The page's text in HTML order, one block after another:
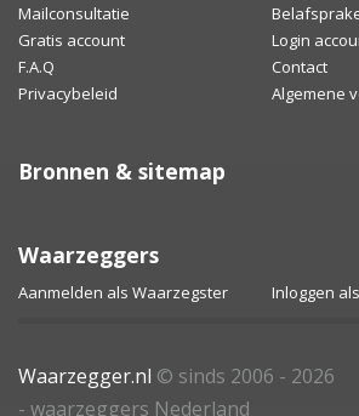
Mailconsultatie
Gratis account
Login
F.A.Q
Contact
Privacybeleid
Algemene
Bronnen & sitemap
Waarzeggers
Aanmelden als Waarzegster Inloggen
Waarzegger.nl © sinds 2006 - 2026
- waarzeggers Nederland